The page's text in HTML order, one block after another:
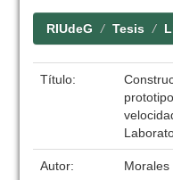
RIUdeG Tesis
Título:
Autor: Morales